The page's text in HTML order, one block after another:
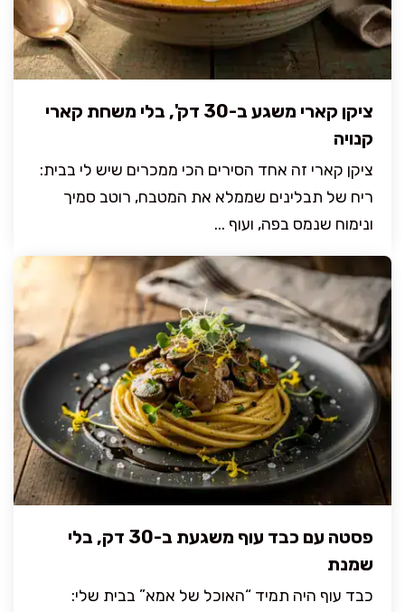
ציקן קארי משגע ב-30 דק', בלי משחת קארי
קנויה
ציקן קארי זה אחד הסירים הכי ממכרים שיש לי בבית:
ריח של תבלינים שממלא את המטבח, רוטב סמיך
ונימוח שנמס בפה, ועוף ...
פסטה עם כבד עוף משגעת ב-30 דק, בלי
שמנת
כבד עוף היה תמיד “האוכל של אמא” בבית שלי: